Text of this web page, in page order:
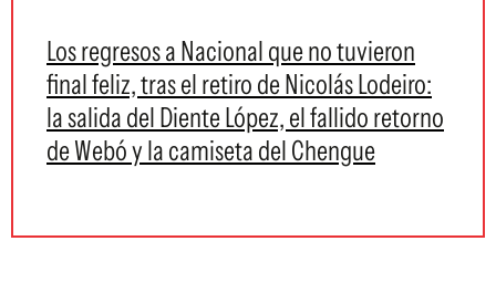
Los regresos a Nacional que no tuvieron
final feliz, tras el retiro de Nicolás Lodeiro:
la salida del Diente López, el fallido retorno
de Webó y la camiseta del Chengue